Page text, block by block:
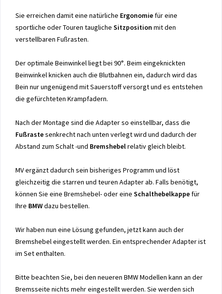
Sie erreichen damit eine natürliche Ergonomiefür eine
sportliche oder Touren taugliche Sitzposition mit den
verstellbaren Fußrasten.
Der optimale Beinwinkel liegt bei 90°. Beim eingeknickten
Beinwinkel knicken auch die Blutbahnen ein, dadurch wird das
Bein nur ungenügend mit Sauerstoff versorgt und es entstehen
die gefürchteten Krampfadern.
Nach der Montage sind die Adapter so einstellbar, dass die
Fußrastesenkrecht nach unten verlegt wird und dadurch der
Abstand zum Schalt -und Bremshebelrelativ gleich bleibt.
MV ergänzt dadurch sein bisheriges Programm und löst
gleichzeitig die starren und teuren Adapter ab. Falls benötigt,
können Sie eine Bremshebel- oder eine Schalthebelkappefür
Ihre BMWdazu bestellen.
Wir haben nun eine Lösung gefunden, jetzt kann auch der
Bremshebel eingestellt werden. Ein entsprechender Adapter ist
im Set enthalten.
Bitte beachten Sie, bei den neueren BMW Modellen kann an der
Bremsseite nichts mehr eingestellt werden. Sie werden sich